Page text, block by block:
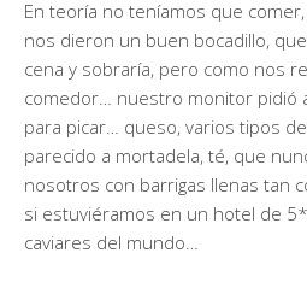
En teoría no teníamos que
nos dieron un buen bocadillo,
cena y sobraría, pero como nos
comedor… nuestro monitor pidió
para picar… queso, varios tipos
parecido a mortadela, té, que
nosotros con barrigas llenas tan
si estuviéramos en un hotel de
caviares del mundo…